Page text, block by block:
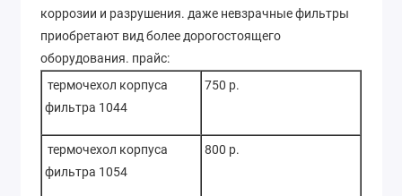
коррозии и разрушения. даже невзрачные фильтры
приобретают вид более дорогостоящего
оборудования. прайс:
термочехол корпуса
фильтра 1044
750 р.
термочехол корпуса
фильтра 1054
800 р.